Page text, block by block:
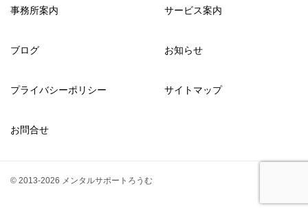
事務所案内 サービス案内
ブログ お知らせ
プライバシーポリシー サイトマップ
お問合せ
© 2013-2026 メンタルサポートろうむ